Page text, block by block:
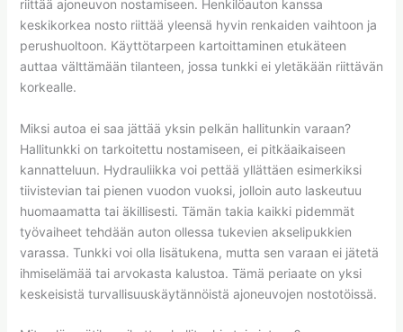
riittää ajoneuvon nostamiseen. Henkilöauton kanssa
keskikorkea nosto riittää yleensä hyvin renkaiden vaihtoon ja
perushuoltoon. Käyttötarpeen kartoittaminen etukäteen
auttaa välttämään tilanteen, jossa tunkki ei yletäkään riittävän
korkealle.
Miksi autoa ei saa jättää yksin pelkän hallitunkin varaan?
Hallitunkki on tarkoitettu nostamiseen, ei pitkäaikaiseen
kannatteluun. Hydrauliikka voi pettää yllättäen esimerkiksi
tiivistevian tai pienen vuodon vuoksi, jolloin auto laskeutuu
huomaamatta tai äkillisesti. Tämän takia kaikki pidemmät
työvaiheet tehdään auton ollessa tukevien akselipukkien
varassa. Tunkki voi olla lisätukena, mutta sen varaan ei jätetä
ihmiselämää tai arvokasta kalustoa. Tämä periaate on yksi
keskeisistä turvallisuuskäytännöistä ajoneuvojen nostotöissä.